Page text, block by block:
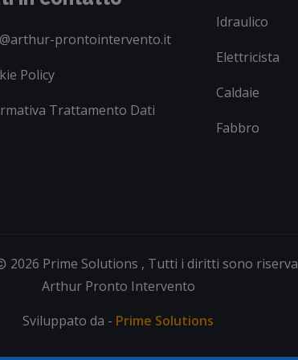
prontointervento.it
Policy
Trattamento Dati
Idraulico
Elettricista
Caldaie
Fabbro
2026 Prime Solutions , Tutti i diritti sono
Arthur Pronto Intervento
Sviluppato da - Prime Solutions